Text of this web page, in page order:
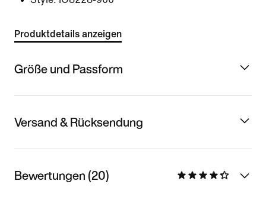
Produktdetails anzeigen
Größe und Passform
Versand & Rücksendung
Bewertungen (20)